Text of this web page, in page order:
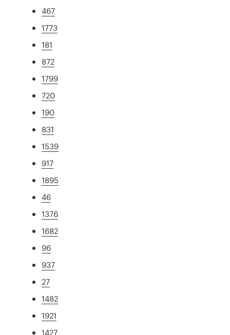
467
1773
181
872
1799
720
190
831
1539
917
1895
46
1376
1682
96
937
27
1482
1921
1427